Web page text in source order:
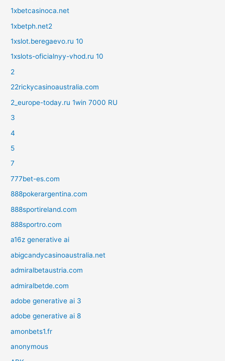
1xbetcasinoca.net
1xbetph.net2
1xslot.beregaevo.ru 10
1xslots-oficialnyy-vhod.ru 10
2
22rickycasinoaustralia.com
2_europe-today.ru 1win 7000 RU
3
4
5
7
777bet-es.com
888pokerargentina.com
888sportireland.com
888sportro.com
a16z generative ai
abigcandycasinoaustralia.net
admiralbetaustria.com
admiralbetde.com
adobe generative ai 3
adobe generative ai 8
amonbets1.fr
anonymous